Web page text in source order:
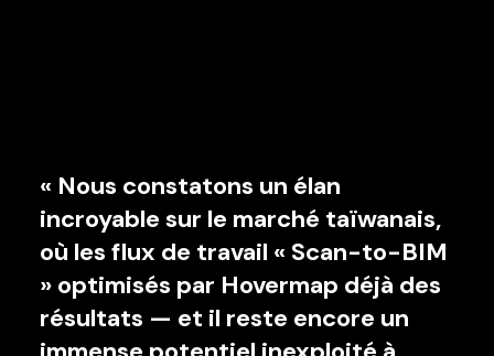
« Nous constatons un élan
incroyable sur le marché taïwanais,
où les flux de travail « Scan-to-BIM
» optimisés par Hovermap déjà des
résultats — et il reste encore un